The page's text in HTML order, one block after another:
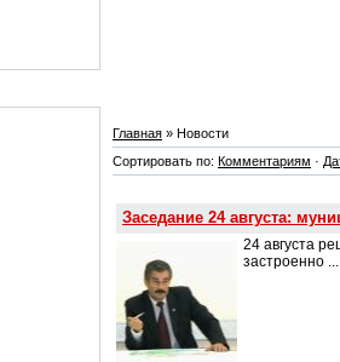
Главная » Новости
Сортировать по: Комментариям ·
Заседание 24 августа:
24 августа
застроенно